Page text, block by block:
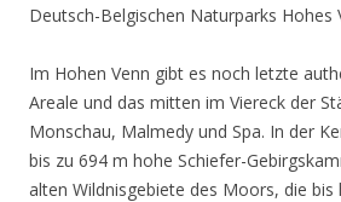
Deutsch-Belgischen Naturparks Hohes
Im Hohen Venn gibt es noch letzte
Areale und das mitten im Viereck der
Monschau, Malmedy und Spa. In der
bis zu 694 m hohe Schiefer-
alten Wildnisgebiete des Moors, die bis